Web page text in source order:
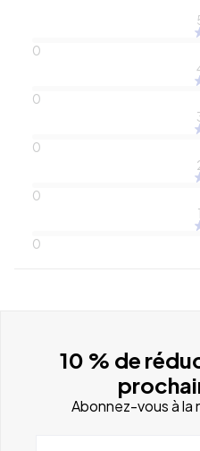
0
0
0
0
1
0
10 % de
Abonnez-vous à